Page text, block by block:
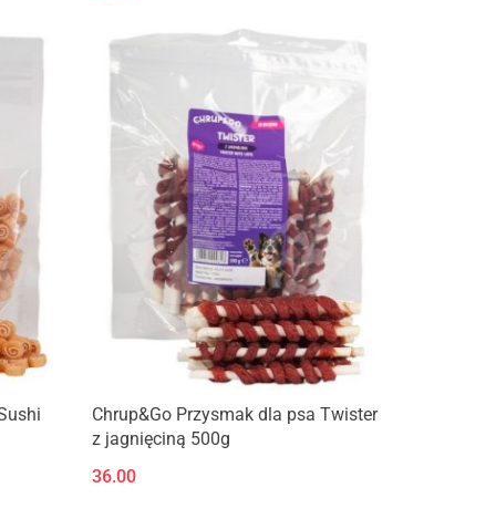
Chrup&Go Przysmak dla psa Twister
z jagnięciną 500g
36.00